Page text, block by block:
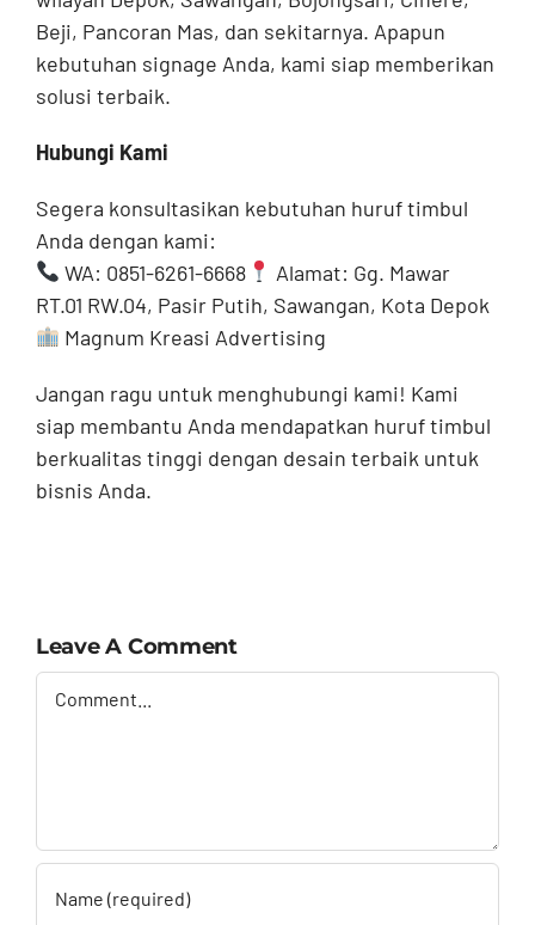
Beji, Pancoran Mas, dan sekitarnya. Apapun
kebutuhan signage Anda, kami siap memberikan
solusi terbaik.
Hubungi Kami
Segera konsultasikan kebutuhan huruf timbul
Anda dengan kami:
WA: 0851-6261-6668
Alamat: Gg. Mawar
RT.01 RW.04, Pasir Putih, Sawangan, Kota Depok
Magnum Kreasi Advertising
Jangan ragu untuk menghubungi kami! Kami
siap membantu Anda mendapatkan huruf timbul
berkualitas tinggi dengan desain terbaik untuk
bisnis Anda.
Leave A Comment